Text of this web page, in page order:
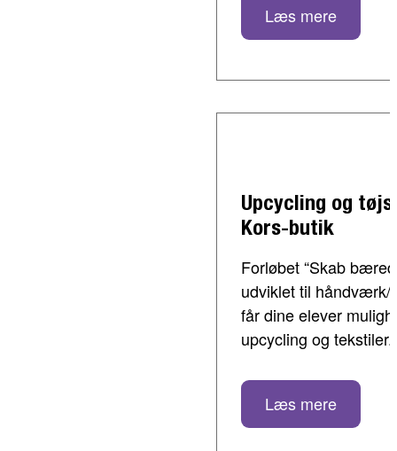
Læs mere
Upcycling og
Kors-butik
Forløbet “Skab
udviklet til håndværk/
får dine elever
upcycling og tekstiler.
Læs mere